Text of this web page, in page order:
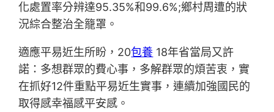
化處置率分辨達95.35%和99.6%;鄉村周遭的狀
況綜合整治全籠罩。
適應平易近生所盼，20包養 18年省當局又許
諾：多想群眾的費心事，多解群眾的煩苦衷，實
在抓好12件重點平易近生實事，連續加強國民的
取得感幸福感平安感。